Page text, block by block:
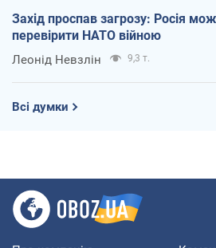
Захід проспав загрозу: Росія
перевірити НАТО війною
Леонід Невзлін 9,3 т.
Всі думки